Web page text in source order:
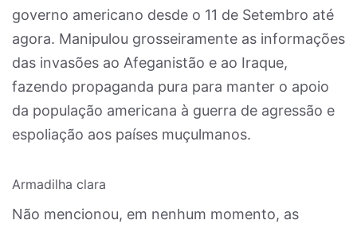
governo americano desde o 11 de Setembro até
agora. Manipulou grosseiramente as informações
das invasões ao Afeganistão e ao Iraque,
fazendo propaganda pura para manter o apoio
da população americana à guerra de agressão e
espoliação aos países muçulmanos.
Armadilha clara
Não mencionou, em nenhum momento, as